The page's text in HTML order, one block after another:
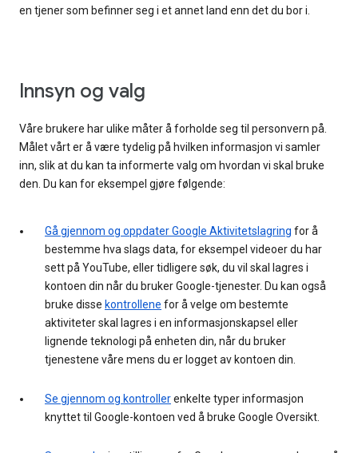
en tjener som befinner seg i et annet land enn det du bor i.
Innsyn og valg
Våre brukere har ulike måter å forholde seg til personvern på.
Målet vårt er å være tydelig på hvilken informasjon vi samler
inn, slik at du kan ta informerte valg om hvordan vi skal bruke
den. Du kan for eksempel gjøre følgende:
Gå gjennom og oppdater Google Aktivitetslagring for å
bestemme hva slags data, for eksempel videoer du har
sett på YouTube, eller tidligere søk, du vil skal lagres i
kontoen din når du bruker Google-tjenester. Du kan også
bruke disse kontrollene for å velge om bestemte
aktiviteter skal lagres i en informasjonskapsel eller
lignende teknologi på enheten din, når du bruker
tjenestene våre mens du er logget av kontoen din.
Se gjennom og kontrollerenkelte typer informasjon
knyttet til Google-kontoen ved å bruke Google Oversikt.